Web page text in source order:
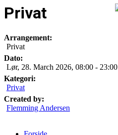
Privat
Arrangement:
Privat
Dato:
Lør, 28. March 2026, 08:00 - 23:00
Kategori:
Privat
Created by:
Flemming Andersen